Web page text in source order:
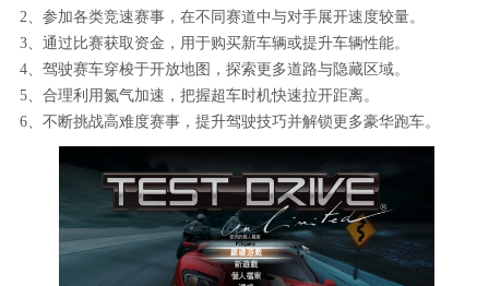
2、参加各类竞速赛事，在不同赛道中与对手展开速度较量。
3、通过比赛获取资金，用于购买新车辆或提升车辆性能。
4、驾驶赛车穿梭于开放地图，探索更多道路与隐藏区域。
5、合理利用氮气加速，把握超车时机快速拉开距离。
6、不断挑战高难度赛事，提升驾驶技巧并解锁更多豪华跑车。